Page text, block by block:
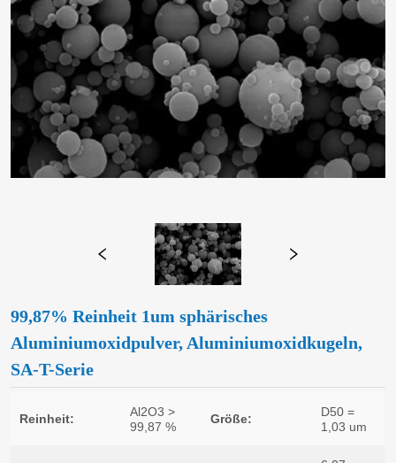
99,87% Reinheit 1um sphärisches
Aluminiumoxidpulver, Aluminiumoxidkugeln,
SA-T-Serie